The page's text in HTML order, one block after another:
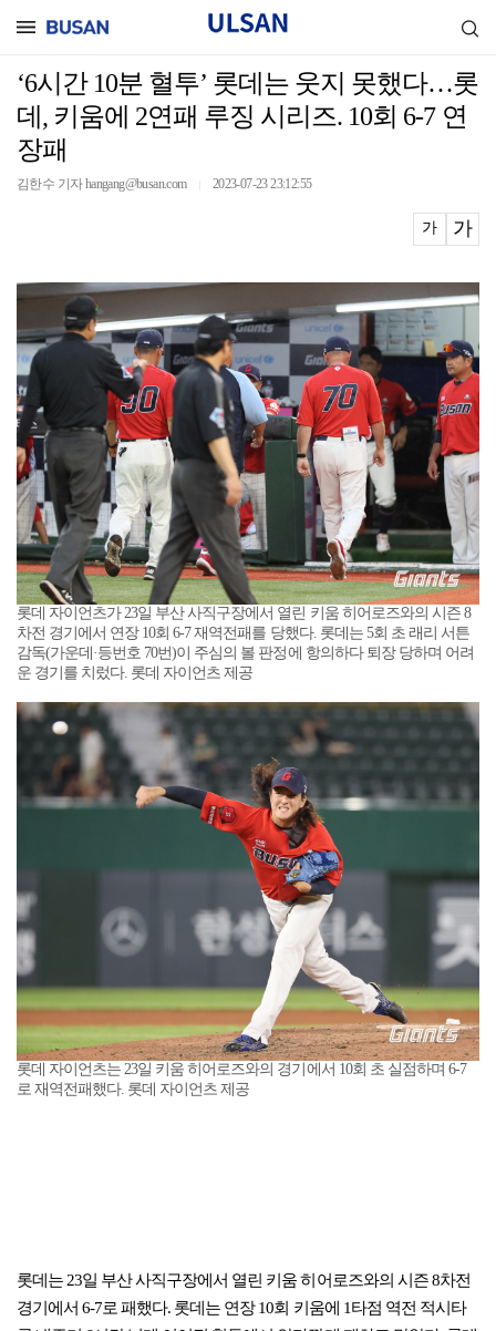
‘6시간 10분 혈투’ 롯데는 웃지 못했다…롯
데, 키움에 2연패 루징 시리즈. 10회 6-7 연
장패
김한수 기자 hangang@busan.com 2023-07-23 23:12:55
가 가
롯데 자이언츠가 23일 부산 사직구장에서 열린 키움 히어로즈와의 시즌 8
차전 경기에서 연장 10회 6-7 재역전패를 당했다. 롯데는 5회 초 래리 서튼
감독(가운데·등번호 70번)이 주심의 볼 판정에 항의하다 퇴장 당하며 어려
운 경기를 치렀다. 롯데 자이언츠 제공
롯데 자이언츠는 23일 키움 히어로즈와의 경기에서 10회 초 실점하며 6-7
로 재역전패했다. 롯데 자이언츠 제공
롯데는 23일 부산 사직구장에서 열린 키움 히어로즈와의 시즌 8차전
경기에서 6-7로 패했다. 롯데는 연장 10회 키움에 1타점 역전 적시타